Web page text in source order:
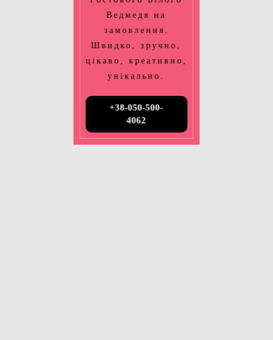
Ведмедя на
замовлення.
Швидко, зручно,
цікаво, креативно,
унікально.
+38-050-500-
4062